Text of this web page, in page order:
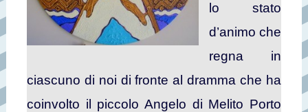
lo stato
d’animo che
regna in
ciascuno di noi di fronte al dramma che ha
coinvolto il piccolo Angelo di Melito Porto